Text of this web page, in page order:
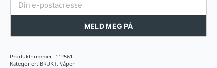
MELD MEG PÅ
Produktnummer: 112561
Kategorier: BRUKT, Våpen